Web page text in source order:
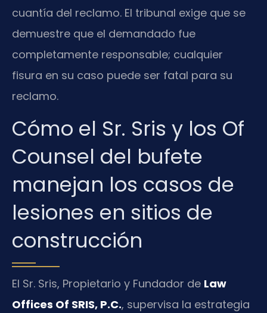
cuantía del reclamo. El tribunal exige que se
demuestre que el demandado fue
completamente responsable; cualquier
fisura en su caso puede ser fatal para su
reclamo.
Cómo el Sr. Sris y los Of
Counsel del bufete
manejan los casos de
lesiones en sitios de
construcción
El Sr. Sris, Propietario y Fundador de Law
Offices Of SRIS, P.C., supervisa la estrategia